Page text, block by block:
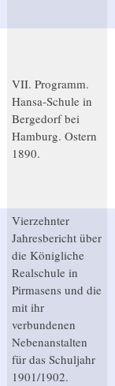
VII. Programm.
Hansa-Schule in
Bergedorf bei
Hamburg. Ostern
1890.
Vierzehnter
Jahresbericht über
die Königliche
Realschule in
Pirmasens und die
mit ihr
verbundenen
Nebenanstalten
für das Schuljahr
1901/1902.